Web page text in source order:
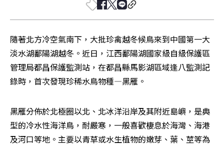
隨著北方冷空氣南下，大批珍禽越冬候鳥來到中國第一大
淡水湖鄱陽湖越冬。近日，江西鄱陽湖國家級自級保護區
管理局都昌保護監測站，在都昌縣馬影湖區域逢八監測記
錄時，首次發現珍稀水鳥物種—黑雁。
黑雁分佈於北極圈以北、北冰洋沿岸及其附近島嶼，是典
型的冷水性海洋鳥，耐嚴寒，一般喜歡棲息於海灣、海港
及河口等地。主要以青草或水生植物的嫩芽、葉、莖等為